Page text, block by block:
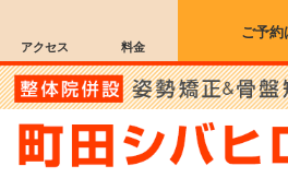
アクセス 料金
ご予約